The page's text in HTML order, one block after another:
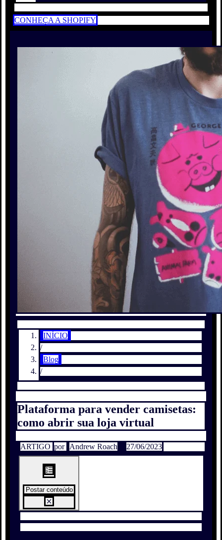
CONHEÇA A SHOPIFY
INÍCIO
/
Blog
/
Plataforma para vender camisetas:
como abrir sua loja virtual
ARTIGO por Andrew Roach 27/06/2023
Postar conteúdo